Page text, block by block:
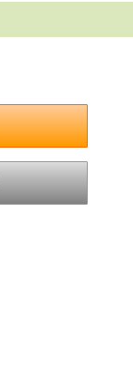
』 『ステンレス
ョービ、アサダ、